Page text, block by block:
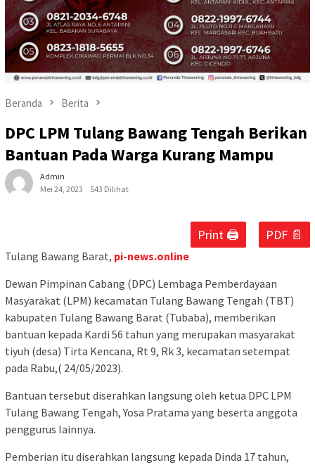
Beranda Berita
DPC LPM Tulang Bawang Tengah Berikan
Bantuan Pada Warga Kurang Mampu
Admin
Mei 24, 2023
543 Dilihat
Print 🖨 PDF 📄
Tulang Bawang Barat, pi-news.online
Dewan Pimpinan Cabang (DPC) Lembaga Pemberdayaan
Masyarakat (LPM) kecamatan Tulang Bawang Tengah (TBT)
kabupaten Tulang Bawang Barat (Tubaba), memberikan
bantuan kepada Kardi 56 tahun yang merupakan masyarakat
tiyuh (desa) Tirta Kencana, Rt 9, Rk 3, kecamatan setempat
pada Rabu,( 24/05/2023).
Bantuan tersebut diserahkan langsung oleh ketua DPC LPM
Tulang Bawang Tengah, Yosa Pratama yang beserta anggota
penggurus lainnya.
Pemberian itu diserahkan langsung kepada Dinda 17 tahun,